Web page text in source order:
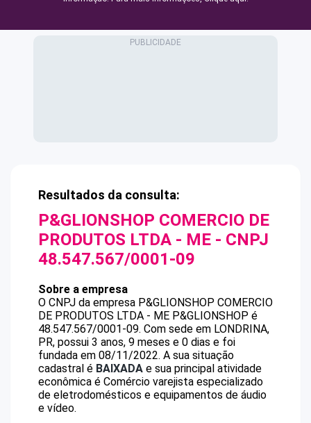
Resultados da consulta:
P&GLIONSHOP COMERCIO DE
PRODUTOS LTDA - ME - CNPJ
48.547.567/0001-09
Sobre a empresa
O CNPJ da empresa P&GLIONSHOP COMERCIO
DE PRODUTOS LTDA - ME P&GLIONSHOP é
48.547.567/0001-09. Com sede em LONDRINA,
PR, possui 3 anos, 9 meses e 0 dias e foi
fundada em 08/11/2022. A sua situação
cadastral é BAIXADA e sua principal atividade
econômica é Comércio varejista especializado
de eletrodomésticos e equipamentos de áudio
e vídeo.